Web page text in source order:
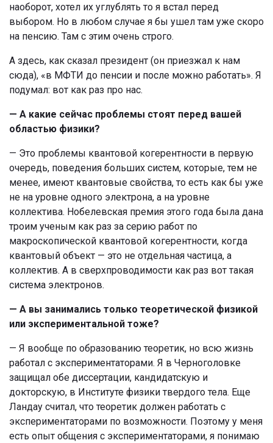
наоборот, хотел их углублять то я встал перед
выбором. Но в любом случае я бы ушел там уже скоро
на пенсию. Там с этим очень строго.
А здесь, как сказал президент (он приезжал к нам
сюда), «в МФТИ до пенсии и после можно работать». Я
подумал: вот как раз про нас.
— А какие сейчас проблемы стоят перед вашей
областью физики?
— Это проблемы квантовой когерентности в первую
очередь, поведения больших систем, которые, тем не
менее, имеют квантовые свойства, то есть как бы уже
не на уровне одного электрона, а на уровне
коллектива. Нобелевская премия этого года была дана
троим ученым как раз за серию работ по
макроскопической квантовой когерентности, когда
квантовый объект — это не отдельная частица, а
коллектив. А в сверхпроводимости как раз вот такая
система электронов.
— А вы занимались только теоретической физикой
или экспериментальной тоже?
— Я вообще по образованию теоретик, но всю жизнь
работал с экспериментаторами. Я в Черноголовке
защищал обе диссертации, кандидатскую и
докторскую, в Институте физики твердого тела. Еще
Ландау считал, что теоретик должен работать с
экспериментаторами по возможности. Поэтому у меня
есть опыт общения с экспериментаторами, я понимаю